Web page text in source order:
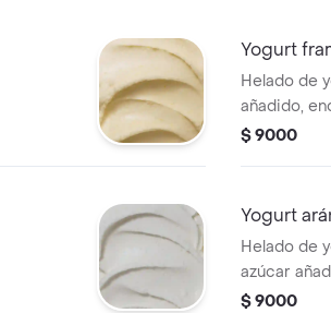
Yogurt
Helado de
añadido,
473 ml.
$ 9000
Yogurt
Helado de
azúcar
Pote de
$ 9000